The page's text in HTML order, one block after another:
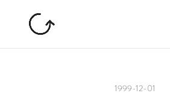
1999-12-01